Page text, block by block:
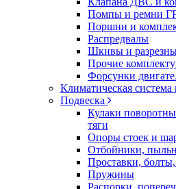
Помпы и ремни
Поршни и
Распредвалы
Шкивы и
Прочие
Форсунки
Климатическая система
Подвеска
Кулаки
тяги
Опоры стоек и
Отбойники,
Проставки,
Пружины
Распорки,